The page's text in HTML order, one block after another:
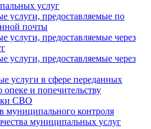
услуг
услуги, предоставляемые по
почты
услуги, предоставляемые через
услуги, предоставляемые через
услуги в сфере переданных
и попечительству
СВО
муниципального контроля
муниципальных услуг